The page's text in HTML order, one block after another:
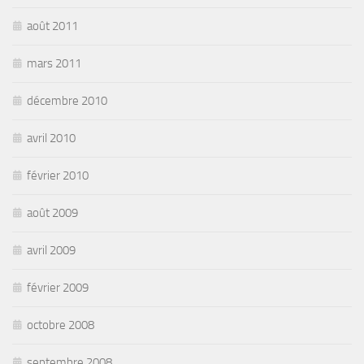
août 2011
mars 2011
décembre 2010
avril 2010
février 2010
août 2009
avril 2009
février 2009
octobre 2008